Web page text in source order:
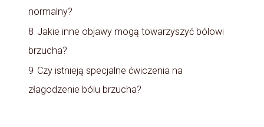
normalny?
8 Jakie inne objawy mogą towarzyszyć bólowi
brzucha?
9 Czy istnieją specjalne ćwiczenia na
złagodzenie bólu brzucha?